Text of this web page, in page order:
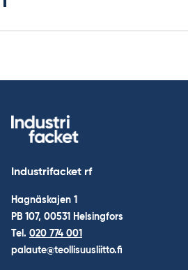
Industrifacket rf
Hagnäskajen 1
PB 107, 00531 Helsingfors
Tel. 020 774 001
palaute@teollisuusliitto.fi